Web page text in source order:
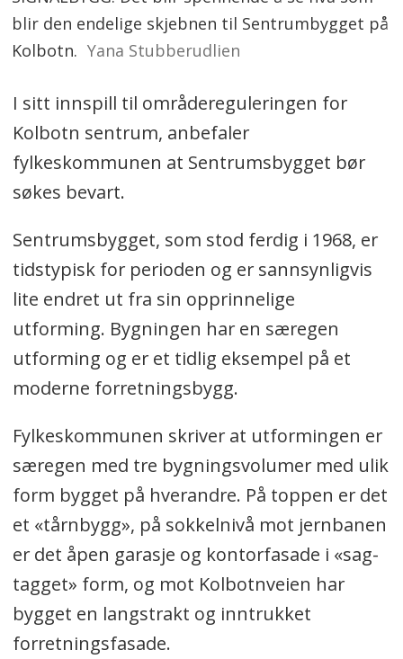
blir den endelige skjebnen til Sentrumbygget på
Kolbotn. Yana Stubberudlien
I sitt innspill til områdereguleringen for
Kolbotn sentrum, anbefaler
fylkeskommunen at Sentrumsbygget bør
søkes bevart.
Sentrumsbygget, som stod ferdig i 1968, er
tidstypisk for perioden og er sannsynligvis
lite endret ut fra sin opprinnelige
utforming. Bygningen har en særegen
utforming og er et tidlig eksempel på et
moderne forretningsbygg.
Fylkeskommunen skriver at utformingen er
særegen med tre bygningsvolumer med ulik
form bygget på hverandre. På toppen er det
et «tårnbygg», på sokkelnivå mot jernbanen
er det åpen garasje og kontorfasade i «sag-
tagget» form, og mot Kolbotnveien har
bygget en langstrakt og inntrukket
forretningsfasade.